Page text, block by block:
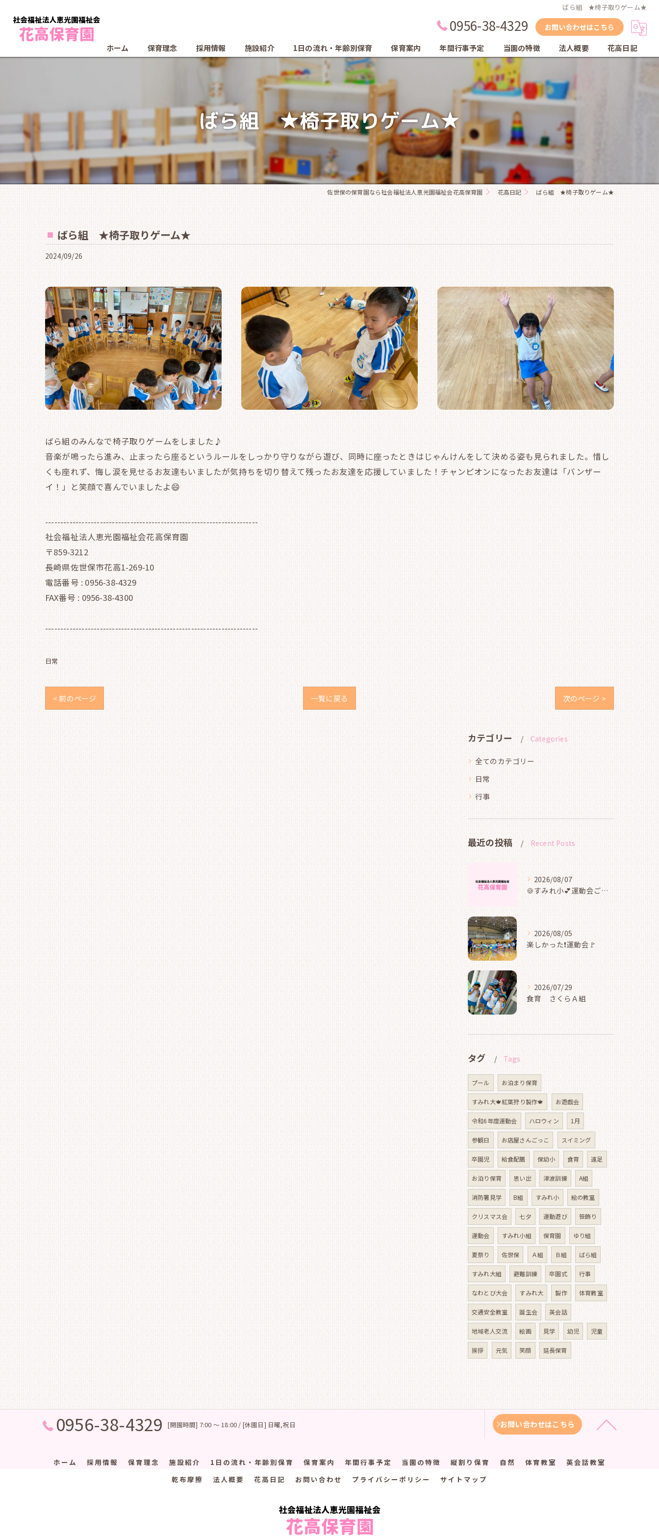
ばら組 ★椅子取りゲーム★
0956-38-4329 お問い合わせはこちら
ホーム 保育理念 採用情報 施設紹介 1日の流れ・年齢別保育 保育案内 年間行事予定 当園の特徴
縦割り保育
体育教室
英会話教室
乾布摩擦
法人概要 花高日記
ばら組 ★椅子取りゲーム★
佐世保の保育園なら社会福祉法人恵光園福祉会花高保育園 花高日記 ばら組 ★椅子取りゲーム★
ばら組 ★椅子取りゲーム★
2024/09/26
ばら組のみんなで椅子取りゲームをしました♪
音楽が鳴ったら進み、止まったら座るというルールをしっかり守りながら遊び、同時に座ったときはじゃんけんをして決める姿も見られました。惜し
くも座れず、悔し涙を見せるお友達もいましたが気持ちを切り替えて残ったお友達を応援していました！チャンピオンになったお友達は「バンザー
イ！」と笑顔で喜んでいましたよ😄
----------------------------------------------------------------------
社会福祉法人恵光園福祉会花高保育園
〒859-3212
長崎県佐世保市花高1-269-10
電話番号 : 0956-38-4329
FAX番号 : 0956-38-4300
----------------------------------------------------------------------
日常
< 前のページ 一覧に戻る 次のページ >
カテゴリー Categories
全てのカテゴリー
日常
行事
最近の投稿 Recent Posts
2026/08/07
🍪すみれ小💕運動会ごっこ遊び🍬
2026/08/05
楽しかった❗運動会🚩
2026/07/29
食育 さくらＡ組
タグ Tags
プール お泊まり保育
すみれ大🍁紅葉狩り製作🍁 お遊戯会
令和6年度運動会 ハロウィン 1月
参観日 お店屋さんごっこ スイミング
卒園児 給食配膳 保幼小 食育 遠足
お泊り保育 思い出 津波訓練 A組
消防署見学 B組 すみれ小 絵の教室
クリスマス会 七夕 運動遊び 笹飾り
運動会 すみれ小組 保育園 ゆり組
夏祭り 佐世保 Ａ組 Ｂ組 ばら組
すみれ大組 避難訓練 卒園式 行事
なわとび大会 すみれ大 製作 体育教室
交通安全教室 誕生会 英会話
地域老人交流 絵画 見学 幼児 児童
挨拶 元気 笑顔 延長保育
0956-38-4329 [開園時間] 7:00 ～ 18:00 / [休園日] 日曜,祝日 お問い合わせはこちら
ホーム 採用情報 保育理念 施設紹介 1日の流れ・年齢別保育 保育案内 年間行事予定 当園の特徴 縦割り保育 自然 体育教室
英会話教室
乾布摩擦
法人概要 花高日記 お問い合わせ プライバシーポリシー サイトマップ